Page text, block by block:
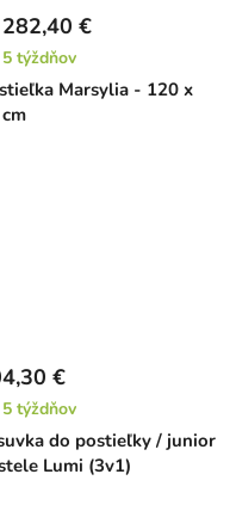
Marsylia - 120 x
282,40 €
týždňov
do postieľky / junior
Lumi (3v1)
€
týždňov